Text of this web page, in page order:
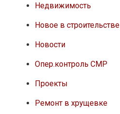
Недвижимость
Новое в строительстве
Новости
Опер.контроль СМР
Проекты
Ремонт в хрущевке